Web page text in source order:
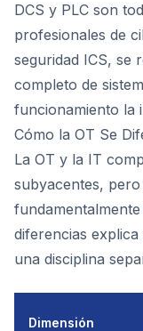
DCS y PLC son
profesionales de
seguridad ICS, se
completo de
funcionamiento la
Cómo la OT Se
La OT y la IT
subyacentes,
diferencias
una disciplina
Dimensión